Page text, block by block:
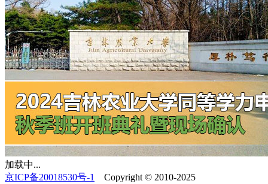
加载中...
京ICP备20018530号-1
Copyright © 2010-2025